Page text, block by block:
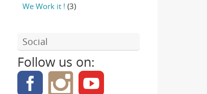
We Work it ! (3)
Social
Follow us on: